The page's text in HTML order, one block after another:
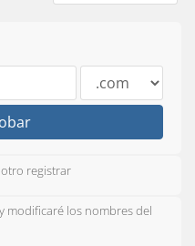
registrar
modificaré los nombres del